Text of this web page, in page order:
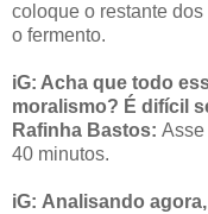
coloque o restante
o fermento.
iG: Acha que todo
moralismo? É difícil
Rafinha Bastos: Asse
40 minutos.
iG: Analisando